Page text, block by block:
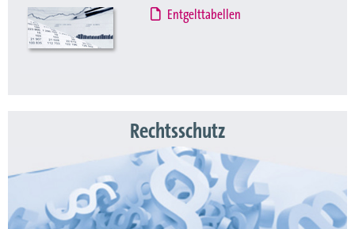
Entgelttabellen
Rechtsschutz